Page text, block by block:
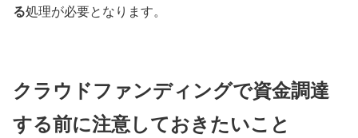
る処理が必要となります。
クラウドファンディングで資金調達
する前に注意しておきたいこと